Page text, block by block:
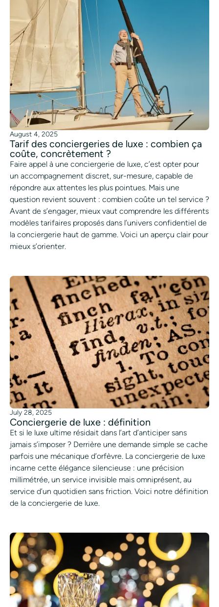
August 4, 2025
Tarif des conciergeries de luxe : combien ça
coûte, concrètement ?
Faire appel à une conciergerie de luxe, c’est opter pour
un accompagnement discret, sur-mesure, capable de
répondre aux attentes les plus pointues. Mais une
question revient souvent : combien coûte un tel service ?
Avant de s’engager, mieux vaut comprendre les différents
modèles tarifaires proposés dans l’univers confidentiel de
la conciergerie haut de gamme. Voici un aperçu clair pour
mieux s’orienter.
July 28, 2025
Conciergerie de luxe : définition
Et si le luxe ultime résidait dans l’art d’anticiper sans
jamais s’imposer ? Derrière une demande simple se cache
parfois une mécanique d’orfèvre. La conciergerie de luxe
incarne cette élégance silencieuse : une précision
millimétrée, un service invisible mais omniprésent, au
service d’un quotidien sans friction. Voici notre définition
de la conciergerie de luxe.